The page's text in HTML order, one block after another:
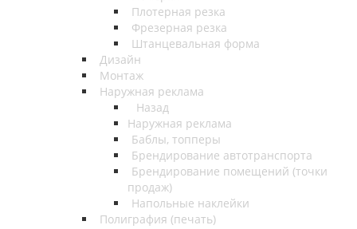
Плотерная резка
Фрезерная резка
Штанцевальная форма
Дизайн
Монтаж
Наружная реклама
Назад
Наружная реклама
Баблы, топперы
Брендирование автотранспорта
Брендирование помещений (точки
продаж)
Напольные наклейки
Полиграфия (печать)